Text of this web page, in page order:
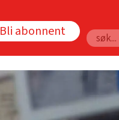
Bli abonnent
Søk